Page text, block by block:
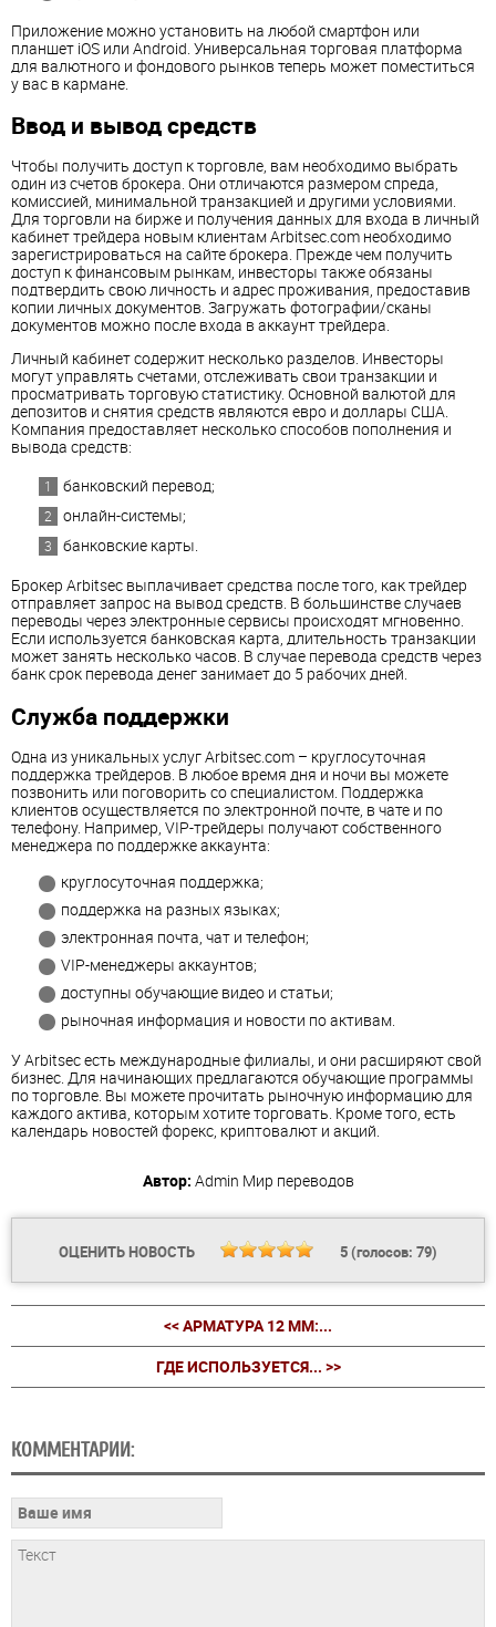
Приложение можно установить на любой смартфон или
планшет iOS или Android. Универсальная торговая платформа
для валютного и фондового рынков теперь может поместиться
у вас в кармане.
Ввод и вывод средств
Чтобы получить доступ к торговле, вам необходимо выбрать
один из счетов брокера. Они отличаются размером спреда,
комиссией, минимальной транзакцией и другими условиями.
Для торговли на бирже и получения данных для входа в личный
кабинет трейдера новым клиентам Arbitsec.com необходимо
зарегистрироваться на сайте брокера. Прежде чем получить
доступ к финансовым рынкам, инвесторы также обязаны
подтвердить свою личность и адрес проживания, предоставив
копии личных документов. Загружать фотографии/сканы
документов можно после входа в аккаунт трейдера.
Личный кабинет содержит несколько разделов. Инвесторы
могут управлять счетами, отслеживать свои транзакции и
просматривать торговую статистику. Основной валютой для
депозитов и снятия средств являются евро и доллары США.
Компания предоставляет несколько способов пополнения и
вывода средств:
банковский перевод;
онлайн-системы;
банковские карты.
Брокер Arbitsec выплачивает средства после того, как трейдер
отправляет запрос на вывод средств. В большинстве случаев
переводы через электронные сервисы происходят мгновенно.
Если используется банковская карта, длительность транзакции
может занять несколько часов. В случае перевода средств через
банк срок перевода денег занимает до 5 рабочих дней.
Служба поддержки
Одна из уникальных услуг Arbitsec.com – круглосуточная
поддержка трейдеров. В любое время дня и ночи вы можете
позвонить или поговорить со специалистом. Поддержка
клиентов осуществляется по электронной почте, в чате и по
телефону. Например, VIP-трейдеры получают собственного
менеджера по поддержке аккаунта:
круглосуточная поддержка;
поддержка на разных языках;
электронная почта, чат и телефон;
VIP-менеджеры аккаунтов;
доступны обучающие видео и статьи;
рыночная информация и новости по активам.
У Arbitsec есть международные филиалы, и они расширяют свой
бизнес. Для начинающих предлагаются обучающие программы
по торговле. Вы можете прочитать рыночную информацию для
каждого актива, которым хотите торговать. Кроме того, есть
календарь новостей форекс, криптовалют и акций.
Автор: Admin Мир переводов
ОЦЕНИТЬ НОВОСТЬ 5(голосов: 79)
<< АРМАТУРА 12 ММ:...
ГДЕ ИСПОЛЬЗУЕТСЯ... >>
КОММЕНТАРИИ: